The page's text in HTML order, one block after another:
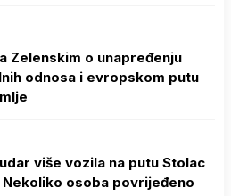
Zelenskim o unapređenju
odnosa i evropskom putu
više vozila na putu Stolac
Nekoliko osoba povrijeđeno